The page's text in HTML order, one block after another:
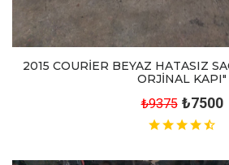
2015 COURİER BEYAZ HATASIZ
ORJİNAL KAPI"
₺9375 ₺7500